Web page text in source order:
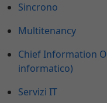
Sincrono
Multitenancy
Chief Information
informatico)
Servizi IT